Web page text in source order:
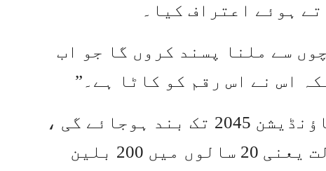
ہوئے اعتراف کیا۔
سے ملنا پسند کروں گا جو اب
اس نے اس رقم کو کاٹا ہے۔”
گیٹس نے یہ بھی اعلان کیا کہ گیٹس فاؤنڈیشن 2045 تک بند ہوجائے گی ،
کیونکہ وہ اپنی تقریبا all تمام دولت یعنی 20 سالوں میں 200 بلین